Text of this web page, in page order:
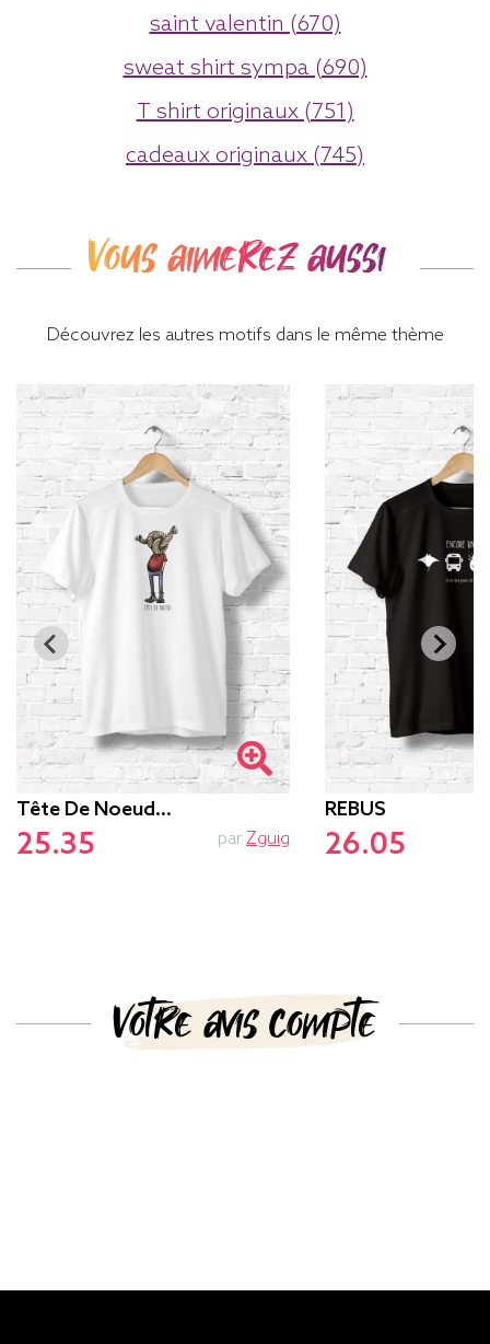
saint valentin (670)
sweat shirt sympa (690)
T shirt originaux (751)
cadeaux originaux (745)
Vous aimerez aussi
Découvrez les autres motifs dans le même thème
Tête De Noeud…
25.35 par Zguig
REBUS
26.05
Votre avis compte